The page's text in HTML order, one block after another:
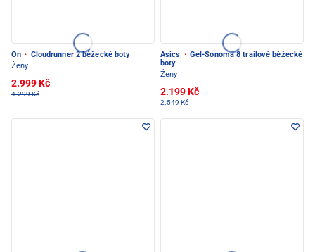
On · Cloudrunner 2 běžecké boty
Ženy
2.999 Kč
4.299 Kč
Asics · Gel-Sonoma 8 trailové běžecké
boty
Ženy
2.199 Kč
2.549 Kč